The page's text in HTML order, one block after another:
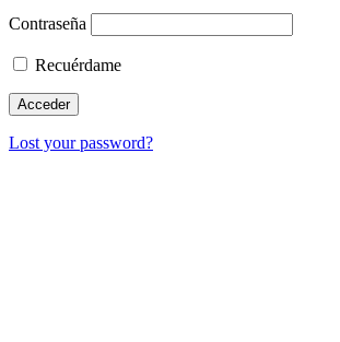
Contraseña
Recuérdame
Lost your password?